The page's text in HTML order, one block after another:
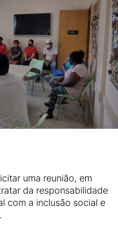
uma reunião, em
da responsabilidade
com a inclusão social e